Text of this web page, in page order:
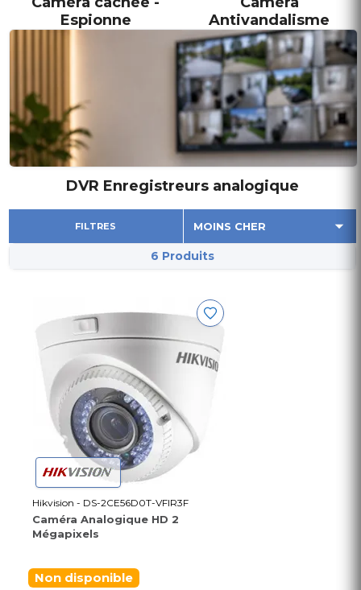
Espionne
Antivandalisme
DVR Enregistreurs analogique
FILTRES
6 Produits
Hikvision - DS-2CE56D0T-VFIR3F
Caméra Analogique HD 2
Mégapixels
Non disponible